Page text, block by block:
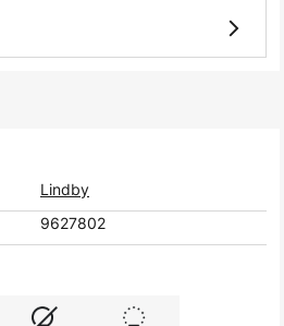
Lindby
9627802